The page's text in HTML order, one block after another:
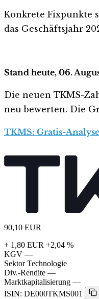
Konkrete Fixpunkte
das Geschäftsjahr
Stand heute, 06.
Die neuen TKMS-
neu bewerten. Die
TKMS: Gratis-
90,10 EUR
+ 1,80 EUR +2,04 %
KGV —
Sektor Technologie
Div.-Rendite —
Marktkapitalisierung —
ISIN: DE000TKMS001